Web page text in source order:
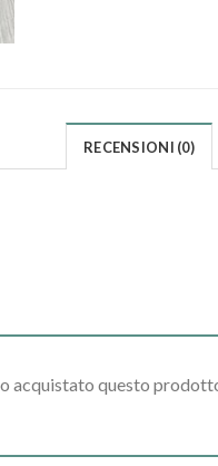
RECENSIONI (0)
acquistato questo